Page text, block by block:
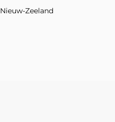
Nieuw-Zeeland